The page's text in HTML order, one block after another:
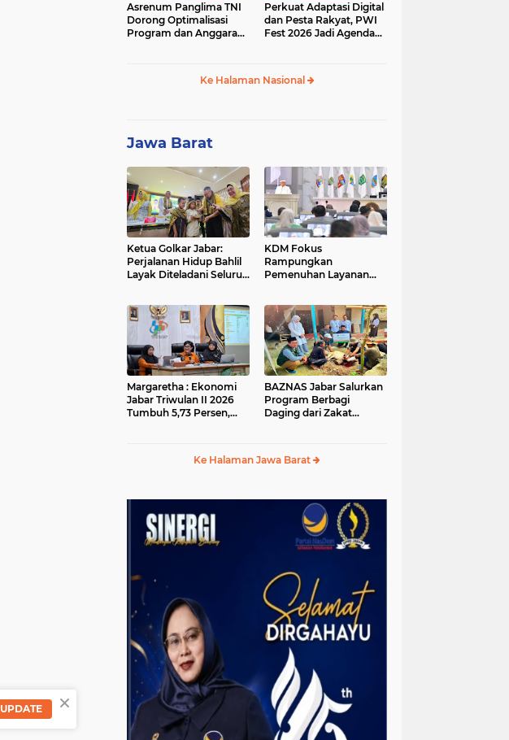
Asrenum Panglima TNI
Dorong Optimalisasi
Program dan Anggaran
Perkuat Adaptasi Digital
dan Pesta Rakyat, PWI
Fest 2026 Jadi Agenda
Ke Halaman Nasional
Jawa Barat
Ketua Golkar Jabar:
Perjalanan Hidup Bahlil
Layak Diteladani Seluruh
KDM Fokus
Rampungkan
Pemenuhan Layanan
Margaretha : Ekonomi
Jabar Triwulan II 2026
Tumbuh 5,73 Persen,
BAZNAS Jabar Salurkan
Program Berbagi
Daging dari Zakat
Ke Halaman Jawa Barat
×
UPDATE